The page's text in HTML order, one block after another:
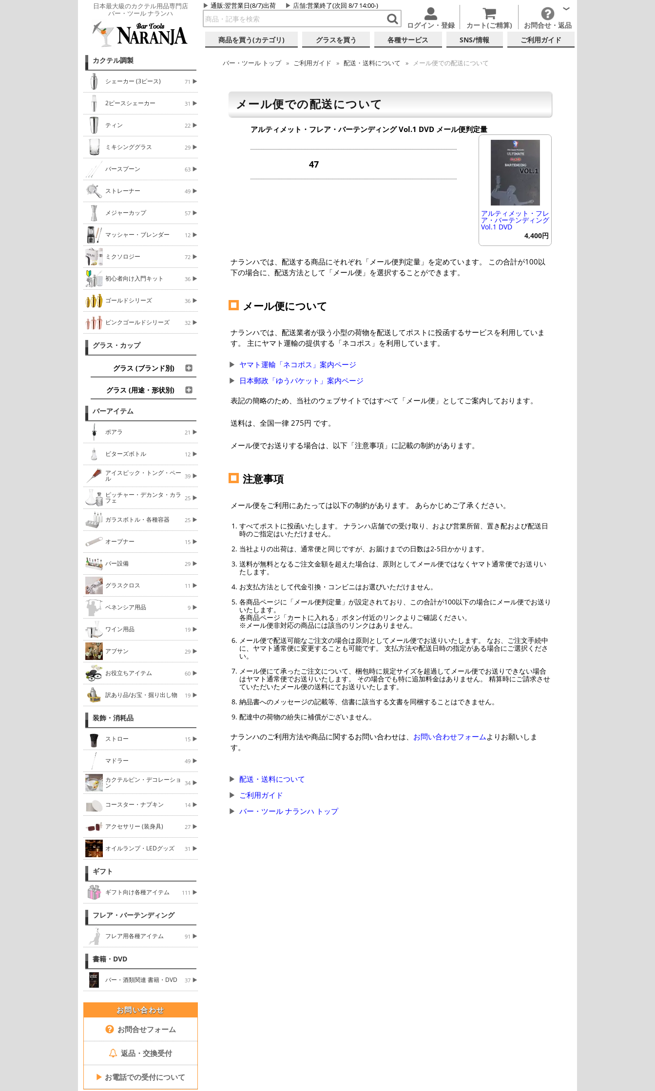
日本最大級のカクテル用品専門店
バー・ツール ナランハ
通販:翌営業日(8/7)出荷 店舗:営業終了(次回 8/7 14:00-)
ログイン・登録 カート(ご精算) お問合せ・返品
商品を買う(カテゴリ) グラスを買う 各種サービス SNS/情報 ご利用ガイド
カクテル調製
シェーカー (3ピース) 71
2ピースシェーカー 31
ティン 22
ミキシンググラス 29
バースプーン 63
ストレーナー 49
メジャーカップ 57
マッシャー・ブレンダー 12
ミクソロジー 72
初心者向け入門キット 36
ゴールドシリーズ 36
ピンクゴールドシリーズ 32
グラス・カップ
グラス (ブランド別)
グラス (用途・形状別)
バーアイテム
ポアラ 21
ビターズボトル 12
アイスピック・トング・ペー
ル 39
ピッチャー・デカンタ・カラ
フェ 25
ガラスボトル・各種容器 25
オープナー 15
バー設備 29
グラスクロス 11
ベネンシア用品 9
ワイン用品 19
アブサン 29
お役立ちアイテム 60
訳あり品/お宝・掘り出し物 19
装飾・消耗品
ストロー 15
マドラー 49
カクテルピン・デコレーショ
ン 34
コースター・ナプキン 14
アクセサリー (装身具) 27
オイルランプ・LEDグッズ 31
ギフト
ギフト向け各種アイテム 111
フレア・バーテンディング
フレア用各種アイテム 91
書籍・DVD
バー・酒類関連 書籍・DVD 37
お問い合わせ
お問合せフォーム
返品・交換受付
▶ お電話での受付について
バー・ツールトップ ご利用ガイド 配送・送料について メール便での配送について
メール便での配送について
アルティメット・フレア・バーテンディング Vol.1 DVD メール便判定量
47
アルティメット・フレ
ア・バーテンディング
Vol.1 DVD
4,400円
ナランハでは、配送する商品にそれぞれ「メール便判定量」を定めています。 この合計が100以
下の場合に、配送方法として「メール便」を選択することができます。
メール便について
ナランハでは、配送業者が扱う小型の荷物を配送してポストに投函するサービスを利用していま
す。 主にヤマト運輸の提供する「ネコポス」を利用しています。
ヤマト運輸「ネコポス」案内ページ
日本郵政「ゆうパケット」案内ページ
表記の簡略のため、当社のウェブサイトではすべて「メール便」としてご案内しております。
送料は、全国一律 275円 です。
メール便でお送りする場合は、以下「注意事項」に記載の制約があります。
注意事項
メール便をご利用にあたっては以下の制約があります。 あらかじめご了承ください。
すべてポストに投函いたします。 ナランハ店舗での受け取り、および営業所留、置き配および配送日
時のご指定はいただけません。
当社よりの出荷は、通常便と同じですが、お届けまでの日数は2-5日かかります。
送料が無料となるご注文金額を超えた場合は、原則としてメール便ではなくヤマト通常便でお送りい
たします。
お支払方法として代金引換・コンビニはお選びいただけません。
各商品ページに「メール便判定量」が設定されており、この合計が100以下の場合にメール便でお送り
いたします。
各商品ページ「カートに入れる」ボタン付近のリンクよりご確認ください。
※メール便非対応の商品には該当のリンクはありません。
メール便で配送可能なご注文の場合は原則としてメール便でお送りいたします。 なお、ご注文手続中
に、ヤマト通常便に変更することも可能です。 支払方法や配送日時の指定がある場合にご選択くださ
い。
メール便にて承ったご注文について、梱包時に規定サイズを超過してメール便でお送りできない場合
はヤマト通常便でお送りいたします。 その場合でも特に追加料金はありません。 精算時にご請求させ
ていただいたメール便の送料にてお送りいたします。
納品書へのメッセージの記載等、信書に該当する文書を同梱することはできません。
配達中の荷物の紛失に補償がございません。
ナランハのご利用方法や商品に関するお問い合わせは、 お問い合わせフォームよりお願いしま
す。
配送・送料について
ご利用ガイド
バー・ツール ナランハ トップ